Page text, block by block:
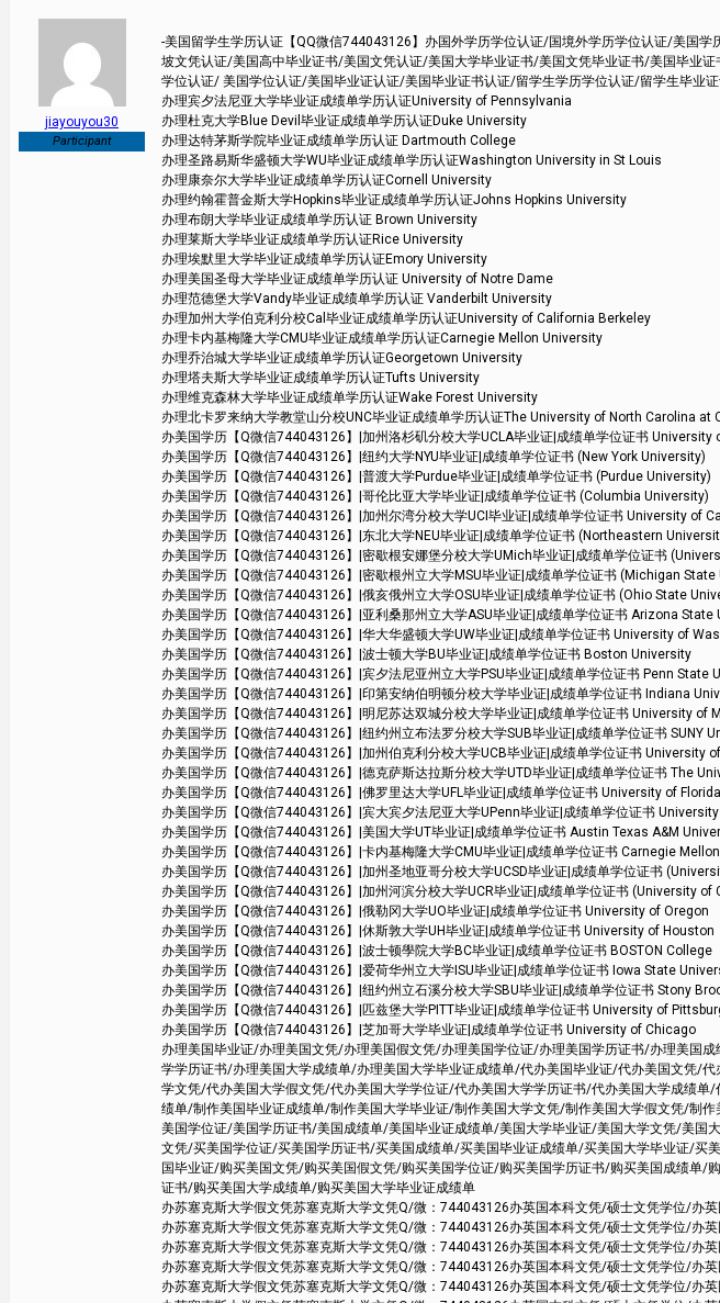
jiayouyou30
Participant
-美国留学生学历认证【QQ微信744043126】办国外学历学位认证/国境外学历学位认证/美国
坡文凭认证/美国高中毕业证书/美国文凭认证/美国大学毕业证书/美国文凭毕业证书/美国毕业
学位认证/ 美国学位认证/美国毕业证认证/美国毕业证书认证/留学生学历学位认证/留学生毕业
办理宾夕法尼亚大学毕业证成绩单学历认证University of Pennsylvania
办理杜克大学Blue Devil毕业证成绩单学历认证Duke University
办理达特茅斯学院毕业证成绩单学历认证 Dartmouth College
办理圣路易斯华盛顿大学WU毕业证成绩单学历认证Washington University in St Louis
办理康奈尔大学毕业证成绩单学历认证Cornell University
办理约翰霍普金斯大学Hopkins毕业证成绩单学历认证Johns Hopkins University
办理布朗大学毕业证成绩单学历认证 Brown University
办理莱斯大学毕业证成绩单学历认证Rice University
办理埃默里大学毕业证成绩单学历认证Emory University
办理美国圣母大学毕业证成绩单学历认证 University of Notre Dame
办理范德堡大学Vandy毕业证成绩单学历认证 Vanderbilt University
办理加州大学伯克利分校Cal毕业证成绩单学历认证University of California Berkeley
办理卡内基梅隆大学CMU毕业证成绩单学历认证Carnegie Mellon University
办理乔治城大学毕业证成绩单学历认证Georgetown University
办理塔夫斯大学毕业证成绩单学历认证Tufts University
办理维克森林大学毕业证成绩单学历认证Wake Forest University
办理北卡罗来纳大学教堂山分校UNC毕业证成绩单学历认证The University of North Carolina at
办美国学历【Q微信744043126】|加州洛杉矶分校大学UCLA毕业证|成绩单学位证书
办美国学历【Q微信744043126】|纽约大学NYU毕业证|成绩单学位证书 (New York University)
办美国学历【Q微信744043126】|普渡大学Purdue毕业证|成绩单学位证书 (Purdue University)
办美国学历【Q微信744043126】|哥伦比亚大学毕业证|成绩单学位证书 (Columbia University)
办美国学历【Q微信744043126】|加州尔湾分校大学UCI毕业证|成绩单学位证书 University of
办美国学历【Q微信744043126】|东北大学NEU毕业证|成绩单学位证书 (Northeastern
办美国学历【Q微信744043126】|密歇根安娜堡分校大学UMich毕业证|成绩单学位证书
办美国学历【Q微信744043126】|密歇根州立大学MSU毕业证|成绩单学位证书 (Michigan State
办美国学历【Q微信744043126】|俄亥俄州立大学OSU毕业证|成绩单学位证书 (Ohio State
办美国学历【Q微信744043126】|亚利桑那州立大学ASU毕业证|成绩单学位证书 Arizona State
办美国学历【Q微信744043126】|华大华盛顿大学UW毕业证|成绩单学位证书 University of
办美国学历【Q微信744043126】|波士顿大学BU毕业证|成绩单学位证书 Boston University
办美国学历【Q微信744043126】|宾夕法尼亚州立大学PSU毕业证|成绩单学位证书 Penn State
办美国学历【Q微信744043126】|印第安纳伯明顿分校大学毕业证|成绩单学位证书 Indiana
办美国学历【Q微信744043126】|明尼苏达双城分校大学毕业证|成绩单学位证书 University of
办美国学历【Q微信744043126】|纽约州立布法罗分校大学SUB毕业证|成绩单学位证书 SUNY
办美国学历【Q微信744043126】|加州伯克利分校大学UCB毕业证|成绩单学位证书 University
办美国学历【Q微信744043126】|德克萨斯达拉斯分校大学UTD毕业证|成绩单学位证书 The
办美国学历【Q微信744043126】|佛罗里达大学UFL毕业证|成绩单学位证书 University of Florida
办美国学历【Q微信744043126】|宾大宾夕法尼亚大学UPenn毕业证|成绩单学位证书
办美国学历【Q微信744043126】|美国大学UT毕业证|成绩单学位证书 Austin Texas A&M
办美国学历【Q微信744043126】|卡内基梅隆大学CMU毕业证|成绩单学位证书 Carnegie
办美国学历【Q微信744043126】|加州圣地亚哥分校大学UCSD毕业证|成绩单学位证书
办美国学历【Q微信744043126】|加州河滨分校大学UCR毕业证|成绩单学位证书 (University
办美国学历【Q微信744043126】|俄勒冈大学UO毕业证|成绩单学位证书 University of Oregon
办美国学历【Q微信744043126】|休斯敦大学UH毕业证|成绩单学位证书 University of Houston
办美国学历【Q微信744043126】|波士顿學院大学BC毕业证|成绩单学位证书 BOSTON College
办美国学历【Q微信744043126】|爱荷华州立大学ISU毕业证|成绩单学位证书 Iowa State
办美国学历【Q微信744043126】|纽约州立石溪分校大学SBU毕业证|成绩单学位证书 Stony
办美国学历【Q微信744043126】|匹兹堡大学PITT毕业证|成绩单学位证书 University of
办美国学历【Q微信744043126】|芝加哥大学毕业证|成绩单学位证书 University of Chicago
办理美国毕业证/办理美国文凭/办理美国假文凭/办理美国学位证/办理美国学历证书/办理美国
学学历证书/办理美国大学成绩单/办理美国大学毕业证成绩单/代办美国毕业证/代办美国文凭/
学文凭/代办美国大学假文凭/代办美国大学学位证/代办美国大学学历证书/代办美国大学成绩
绩单/制作美国毕业证成绩单/制作美国大学毕业证/制作美国大学文凭/制作美国大学假文凭/制
美国学位证/美国学历证书/美国成绩单/美国毕业证成绩单/美国大学毕业证/美国大学文凭/美
文凭/买美国学位证/买美国学历证书/买美国成绩单/买美国毕业证成绩单/买美国大学毕业证/
国毕业证/购买美国文凭/购买美国假文凭/购买美国学位证/购买美国学历证书/购买美国成绩单
证书/购买美国大学成绩单/购买美国大学毕业证成绩单
办苏塞克斯大学假文凭苏塞克斯大学文凭Q/微：744043126办英国本科文凭/硕士文凭学位/办
办苏塞克斯大学假文凭苏塞克斯大学文凭Q/微：744043126办英国本科文凭/硕士文凭学位/办
办苏塞克斯大学假文凭苏塞克斯大学文凭Q/微：744043126办英国本科文凭/硕士文凭学位/办
办苏塞克斯大学假文凭苏塞克斯大学文凭Q/微：744043126办英国本科文凭/硕士文凭学位/办
办苏塞克斯大学假文凭苏塞克斯大学文凭Q/微：744043126办英国本科文凭/硕士文凭学位/办